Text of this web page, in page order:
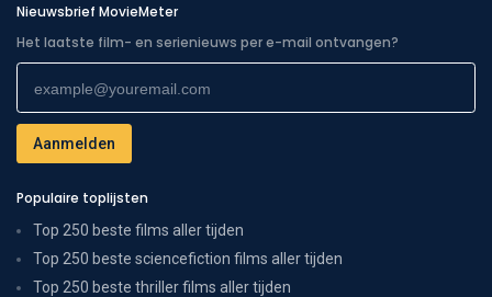
Nieuwsbrief MovieMeter
Het laatste film- en serienieuws per e-mail ontvangen?
Populaire toplijsten
Top 250 beste films aller tijden
Top 250 beste sciencefiction films aller tijden
Top 250 beste thriller films aller tijden